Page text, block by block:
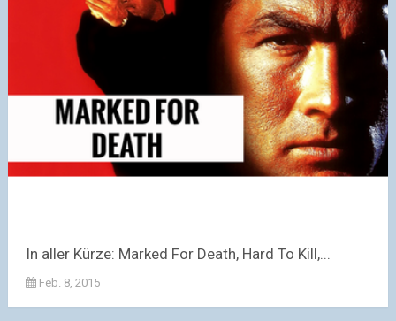
In aller Kürze: Marked For Death, Hard To Kill,...
Feb. 8, 2015